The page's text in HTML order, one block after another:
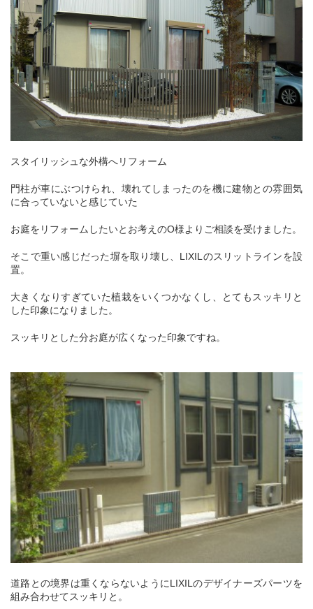
スタイリッシュな外構へリフォーム
門柱が車にぶつけられ、壊れてしまったのを機に建物との雰囲気
に合っていないと感じていた
お庭をリフォームしたいとお考えのO様よりご相談を受けました。
そこで重い感じだった塀を取り壊し、LIXILのスリットラインを設
置。
大きくなりすぎていた植栽をいくつかなくし、とてもスッキリと
した印象になりました。
スッキリとした分お庭が広くなった印象ですね。
道路との境界は重くならないようにLIXILのデザイナーズパーツを
組み合わせてスッキリと。